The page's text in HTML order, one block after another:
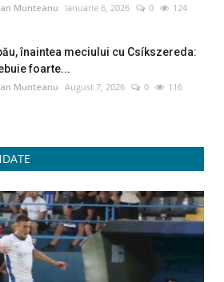
Munteanu Ianuarie 6, 2026 0 124
înaintea meciului cu Csíkszereda:
foarte...
Munteanu August 7, 2026 0 116